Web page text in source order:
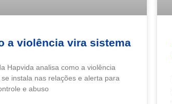
a violência vira sistema
Hapvida analisa como a violência
se instala nas relações e alerta para
e abuso